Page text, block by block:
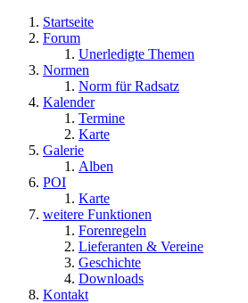
Startseite
Forum
Unerledigte Themen
Normen
Norm für Radsatz
Kalender
Termine
Karte
Galerie
Alben
POI
Karte
weitere Funktionen
Forenregeln
Lieferanten & Vereine
Geschichte
Downloads
Kontakt